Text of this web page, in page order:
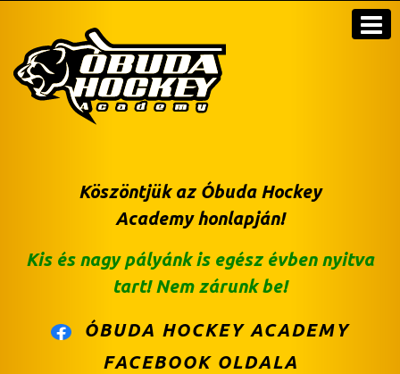
Köszöntjük az Óbuda Hockey
Academyhonlapján!
Kis és nagy pályánk is egész évben nyitva
tart! Nem zárunk be!
ÓBUDA HOCKEY ACADEMY
FACEBOOK OLDALA